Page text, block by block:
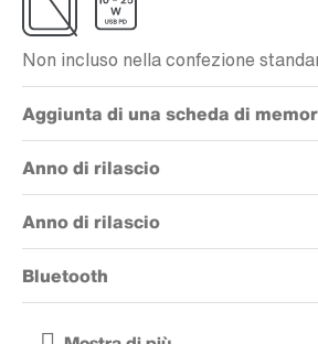
Non incluso nella confezione
Aggiunta di una scheda di
Anno di rilascio
Anno di rilascio
Bluetooth